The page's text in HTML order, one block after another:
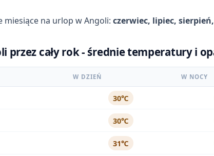
miesiące na urlop w Angoli: czerwiec, lipiec,
przez cały rok - średnie temperatury i
W DZIEŃ W NOCY
30℃
30℃
31℃